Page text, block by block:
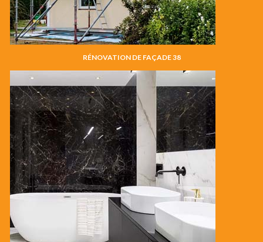
RÉNOVATION DE FAÇADE 38